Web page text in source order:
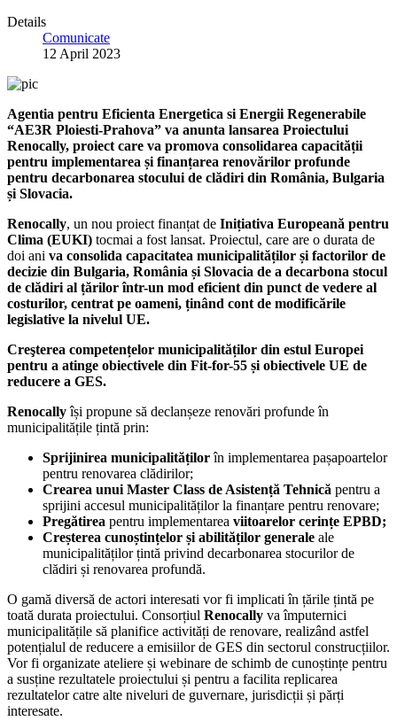
Details
Comunicate
12 April 2023
Agentia pentru Eficienta Energetica si Energii Regenerabile
“AE3R Ploiesti-Prahova” va anunta lansarea Proiectului
Renocally, proiect care va promova consolidarea capacității
pentru implementarea și finanțarea renovărilor profunde
pentru decarbonarea stocului de clădiri din România, Bulgaria
și Slovacia.
Renocally, un nou proiect finanțat de Inițiativa Europeană pentru
Clima (EUKI) tocmai a fost lansat. Proiectul, care are o durata de
doi ani va consolida capacitatea municipalităților și factorilor de
decizie din Bulgaria, România și Slovacia de a decarbona stocul
de clădiri al țărilor într-un mod eficient din punct de vedere al
costurilor, centrat pe oameni, ținând cont de modificările
legislative la nivelul UE.
Creşterea competențelor municipalităților din estul Europei
pentru a atinge obiectivele din Fit-for-55 și obiectivele UE de
reducere a GES.
Renocallyîși propune să declanșeze renovări profunde în
municipalitățile țintă prin:
Sprijinirea municipalitățilorîn implementarea pașapoartelor
pentru renovarea clădirilor;
Crearea unui Master Class de Asistență Tehnică pentru a
sprijini accesul municipalităților la finanțare pentru renovare;
Pregătirea pentru implementarea viitoarelor cerințe EPBD;
Creșterea cunoștințelor și abilităților generale ale
municipalităților țintă privind decarbonarea stocurilor de
clădiri și renovarea profundă.
O gamă diversă de actori interesati vor fi implicati în țările țintă pe
toată durata proiectului. Consorțiul Renocally va împuternici
municipalitățile să planifice activități de renovare, realizând astfel
potențialul de reducere a emisiilor de GES din sectorul construcțiilor.
Vor fi organizate ateliere și webinare de schimb de cunoștințe pentru
a susține rezultatele proiectului și pentru a facilita replicarea
rezultatelor catre alte niveluri de guvernare, jurisdicții și părți
interesate.